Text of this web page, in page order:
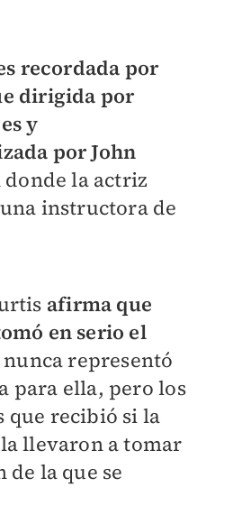
recordada por
dirigida por
y
por John
donde la actriz
instructora de
afirma que
en serio el
representó
para ella, pero los
que recibió si la
llevaron a tomar
de la que se